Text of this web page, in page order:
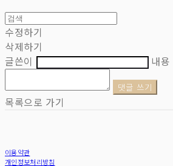
수정하기
삭제하기
글쓴이
내용
댓글 쓰기
목록으로 가기
이용약관
개인정보처리방침